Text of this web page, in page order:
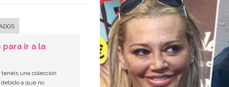
ir a la
una colección
a que no